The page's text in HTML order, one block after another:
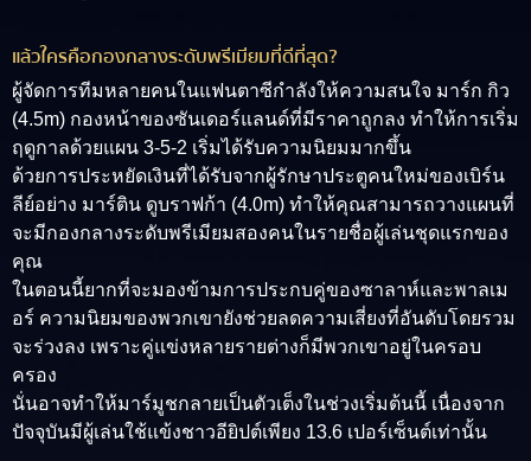
แล้วใครคือกองกลางระดับพรีเมียมที่ดีที่สุด?
ผู้จัดการทีมหลายคนในแฟนตาซีกำลังให้ความสนใจ มาร์ก กิว
(4.5m) กองหน้าของซันเดอร์แลนด์ที่มีราคาถูกลง ทำให้การเริ่ม
ฤดูกาลด้วยแผน 3-5-2 เริ่มได้รับความนิยมมากขึ้น
ด้วยการประหยัดเงินที่ได้รับจากผู้รักษาประตูคนใหม่ของเบิร์น
ลีย์อย่าง มาร์ติน ดูบราฟก้า (4.0m) ทำให้คุณสามารถวางแผนที่
จะมีกองกลางระดับพรีเมียมสองคนในรายชื่อผู้เล่นชุดแรกของ
คุณ
ในตอนนี้ยากที่จะมองข้ามการประกบคู่ของซาลาห์และพาลเม
อร์ ความนิยมของพวกเขายังช่วยลดความเสี่ยงที่อันดับโดยรวม
จะร่วงลง เพราะคู่แข่งหลายรายต่างก็มีพวกเขาอยู่ในครอบ
ครอง
นั่นอาจทำให้มาร์มูชกลายเป็นตัวเต็งในช่วงเริ่มต้นนี้ เนื่องจาก
ปัจจุบันมีผู้เล่นใช้แข้งชาวอียิปต์เพียง 13.6 เปอร์เซ็นต์เท่านั้น